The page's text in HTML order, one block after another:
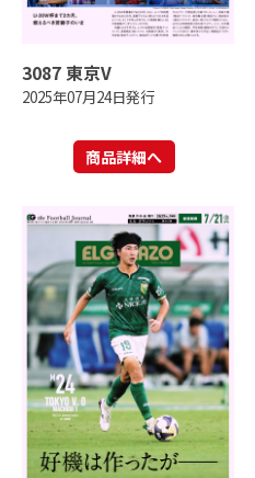
3087 東京V
2025年07月24日発行
商品詳細へ